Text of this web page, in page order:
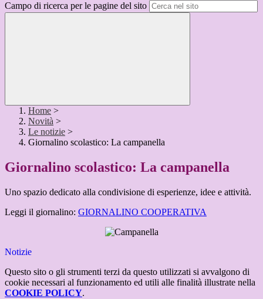
Campo di ricerca per le pagine del sito
Home >
Novità >
Le notizie >
Giornalino scolastico: La campanella
Giornalino scolastico: La campanella
Uno spazio dedicato alla condivisione di esperienze, idee e attività.
Leggi il giornalino: GIORNALINO COOPERATIVA
Notizie
Questo sito o gli strumenti terzi da questo utilizzati si avvalgono di
cookie necessari al funzionamento ed utili alle finalità illustrate nella
COOKIE POLICY.